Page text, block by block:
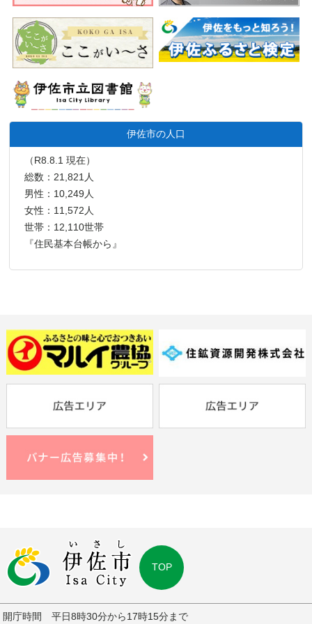
伊佐市の人口
（R8.8.1 現在）
総数：21,821人
男性：10,249人
女性：11,572人
世帯：12,110世帯
『住民基本台帳から』
TOP
開庁時間 平日8時30分から17時15分まで